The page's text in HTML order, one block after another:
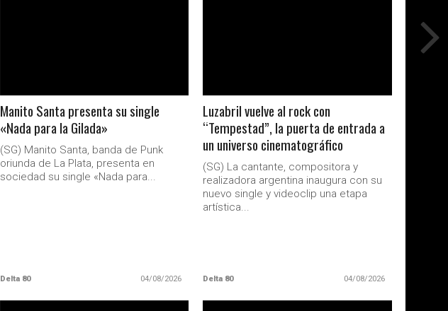
Manito Santa presenta su single
«Nada para la Gilada»
(SG) Manito Santa, banda de Punk
oriunda de La Plata, presenta en
sociedad su single «Nada para...
Delta 80 04/08/2026
Luzabril vuelve al rock con
“Tempestad”, la puerta de entrada a
un universo cinematográfico
(SG) La cantante, compositora y
realizadora argentina inaugura con su
nuevo single y videoclip una etapa
artística...
Delta 80 04/08/2026